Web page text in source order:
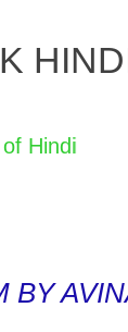
BY